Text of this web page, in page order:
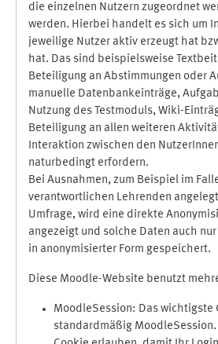
die einzelnen Nutzern zugeordnet
werden. Hierbei handelt es sich um
jeweilige Nutzer aktiv erzeugt hat
hat. Das sind beispielsweise
Beteiligung an Abstimmungen oder
manuelle Datenbankeinträge,
Nutzung des Testmoduls, Wiki-
Beteiligung an allen weiteren
Interaktion zwischen den
naturbedingt erfordern.
Bei Ausnahmen, zum Beispiel im
verantwortlichen Lehrenden
Umfrage, wird eine direkte
angezeigt und solche Daten auch
in anonymisierter Form gespeichert.
Diese Moodle-Website benutzt
MoodleSession: Das wichtigste
standardmäßig